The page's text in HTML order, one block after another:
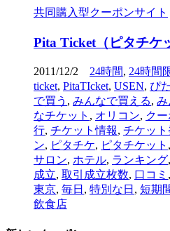
共同購入型クーポンサイト
Pita Ticket（ピタチケ
2011/12/2 24時間, 24時間
ticket, PitaTIcket, USEN, ぴ
で買う , みんなで買える, み
なチケット , オリコン, ク
行, チケット情報, チケッ
ン, ピタチケ, ピタチケット ,
サロン, ホテル, ランキング,
成立, 取引成立枚数, 口コミ ,
東京, 毎日 , 特別な日 , 短期
飲食店